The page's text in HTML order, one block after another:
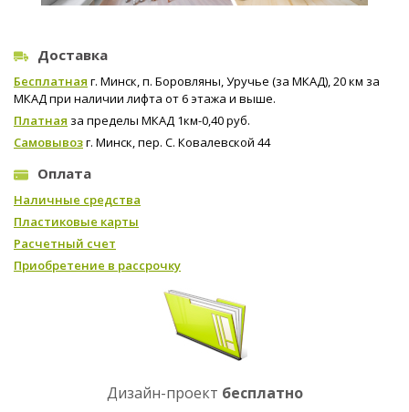
Доставка
Бесплатная г. Минск, п. Боровляны, Уручье (за МКАД), 20 км за
МКАД при наличии лифта от 6 этажа и выше.
Платная за пределы МКАД 1км-0,40 руб.
Самовывозг. Минск, пер. С. Ковалевской 44
Оплата
Наличные средства
Пластиковые карты
Расчетный счет
Приобретение в рассрочку
Дизайн-проект бесплатно